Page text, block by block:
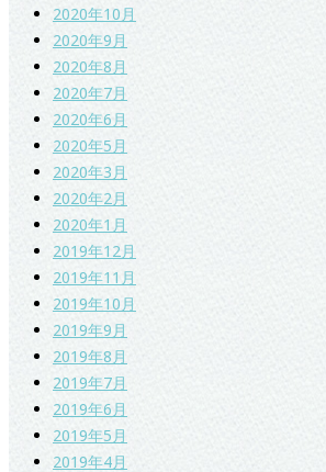
2020年10月
2020年9月
2020年8月
2020年7月
2020年6月
2020年5月
2020年3月
2020年2月
2020年1月
2019年12月
2019年11月
2019年10月
2019年9月
2019年8月
2019年7月
2019年6月
2019年5月
2019年4月